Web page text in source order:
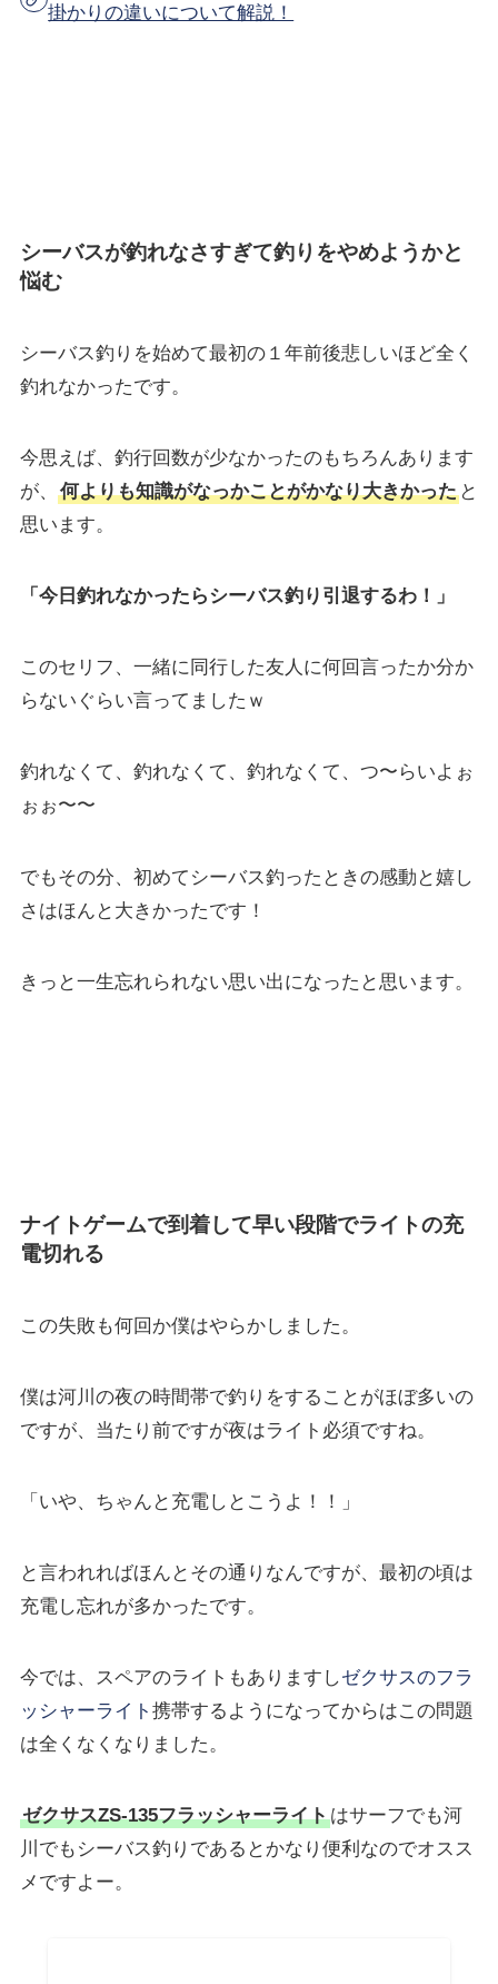
掛かりの違いについて解説！
シーバスが釣れなさすぎて釣りをやめようかと
悩む
シーバス釣りを始めて最初の１年前後悲しいほど全く
釣れなかったです。
今思えば、釣行回数が少なかったのもちろんあります
が、
何よりも知識がなっかことがかなり大きかったと
思います。
「今日釣れなかったらシーバス釣り引退するわ！」
このセリフ、一緒に同行した友人に何回言ったか分か
らないぐらい言ってましたｗ
釣れなくて、釣れなくて、釣れなくて、つ〜らいよぉ
ぉぉ〜〜
でもその分、初めてシーバス釣ったときの感動と嬉し
さはほんと大きかったです！
きっと一生忘れられない思い出になったと思います。
ナイトゲームで到着して早い段階でライトの充
電切れる
この失敗も何回か僕はやらかしました。
僕は河川の夜の時間帯で釣りをすることがほぼ多いの
ですが、当たり前ですが夜はライト必須ですね。
「いや、ちゃんと充電しとこうよ！！」
と言われればほんとその通りなんですが、最初の頃は
充電し忘れが多かったです。
今では、スペアのライトもありますしゼクサスのフラ
ッシャーライト 携帯するようになってからはこの問題
は全くなくなりました。
ゼクサスZS-135フラッシャーライトはサーフでも河
川でもシーバス釣りであるとかなり便利なのでオスス
メですよー。